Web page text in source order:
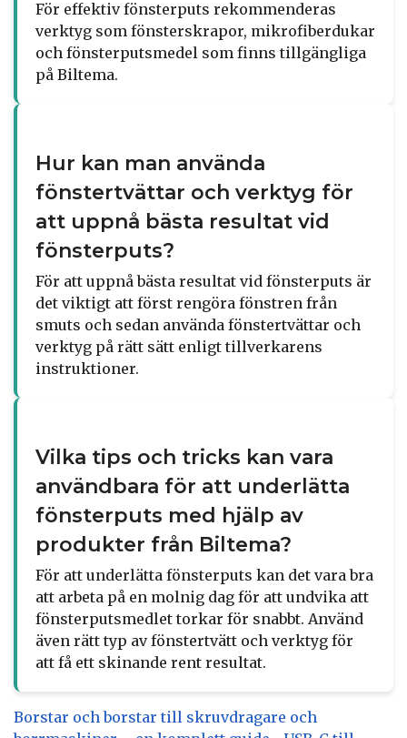
För effektiv fönsterputs rekommenderas
verktyg som fönsterskrapor, mikrofiberdukar
och fönsterputsmedel som finns tillgängliga
på Biltema.
Hur kan man använda
fönstertvättar och verktyg för
att uppnå bästa resultat vid
fönsterputs?
För att uppnå bästa resultat vid fönsterputs är
det viktigt att först rengöra fönstren från
smuts och sedan använda fönstertvättar och
verktyg på rätt sätt enligt tillverkarens
instruktioner.
Vilka tips och tricks kan vara
användbara för att underlätta
fönsterputs med hjälp av
produkter från Biltema?
För att underlätta fönsterputs kan det vara bra
att arbeta på en molnig dag för att undvika att
fönsterputsmedlet torkar för snabbt. Använd
även rätt typ av fönstertvätt och verktyg för
att få ett skinande rent resultat.
Borstar och borstar till skruvdragare och